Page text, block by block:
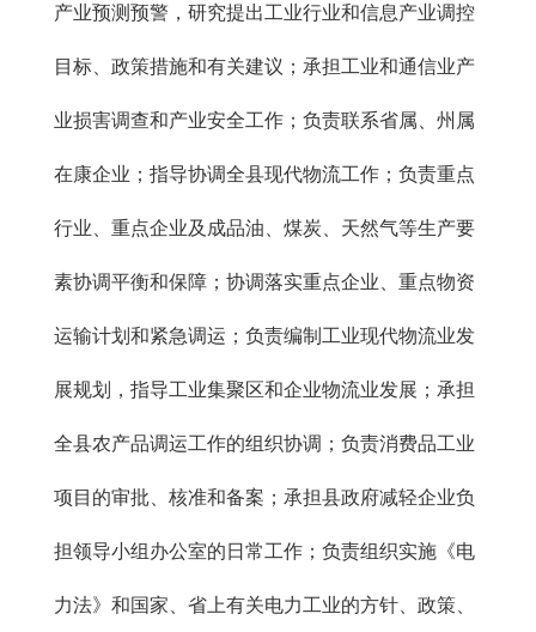
产业预测预警，研究提出工业行业和信息产业调控
目标、政策措施和有关建议；承担工业和通信业产
业损害调查和产业安全工作；负责联系省属、州属
在康企业；指导协调全县现代物流工作；负责重点
行业、重点企业及成品油、煤炭、天然气等生产要
素协调平衡和保障；协调落实重点企业、重点物资
运输计划和紧急调运；负责编制工业现代物流业发
展规划，指导工业集聚区和企业物流业发展；承担
全县农产品调运工作的组织协调；负责消费品工业
项目的审批、核准和备案；承担县政府减轻企业负
担领导小组办公室的日常工作；负责组织实施《电
力法》和国家、省上有关电力工业的方针、政策、